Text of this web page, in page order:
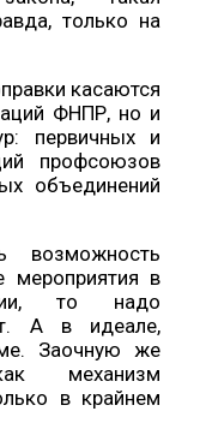
только на
касаются
ФНПР, но и
первичных и
профсоюзов
объединений
возможность
мероприятия в
то надо
А в идеале,
Заочную же
механизм
в крайнем